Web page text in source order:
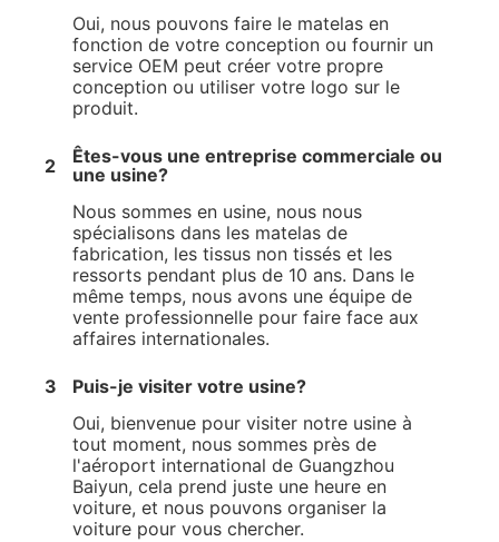
Oui, nous pouvons faire le matelas en
fonction de votre conception ou fournir un
service OEM peut créer votre propre
conception ou utiliser votre logo sur le
produit.
2
Êtes-vous une entreprise commerciale ou
une usine?
Nous sommes en usine, nous nous
spécialisons dans les matelas de
fabrication, les tissus non tissés et les
ressorts pendant plus de 10 ans. Dans le
même temps, nous avons une équipe de
vente professionnelle pour faire face aux
affaires internationales.
3
Puis-je visiter votre usine?
Oui, bienvenue pour visiter notre usine à
tout moment, nous sommes près de
l'aéroport international de Guangzhou
Baiyun, cela prend juste une heure en
voiture, et nous pouvons organiser la
voiture pour vous chercher.